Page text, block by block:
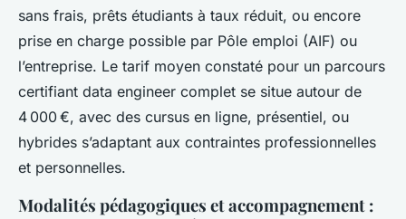
sans frais, prêts étudiants à taux réduit, ou encore
prise en charge possible par Pôle emploi (AIF) ou
l’entreprise. Le tarif moyen constaté pour un parcours
certifiant data engineer complet se situe autour de
4 000 €, avec des cursus en ligne, présentiel, ou
hybrides s’adaptant aux contraintes professionnelles
et personnelles.
Modalités pédagogiques et accompagnement :